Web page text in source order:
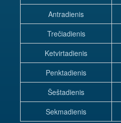
Antradienis
Trečiadienis
Ketvirtadienis
Penktadienis
Šeštadienis
Sekmadienis